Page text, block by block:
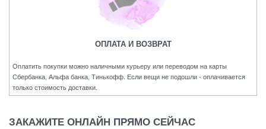
ОПЛАТА И ВОЗВРАТ
Оплатить покупки можно наличными курьеру или переводом на карты
Сбербанка, Альфа банка, Тинькофф. Если вещи не подошли - оплачивается
только стоимость доставки.
ЗАКАЖИТЕ ОНЛАЙН ПРЯМО СЕЙЧАС